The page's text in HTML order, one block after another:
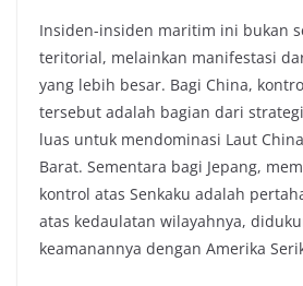
Insiden-insiden maritim ini bukan
teritorial, melainkan manifestasi
yang lebih besar. Bagi China,
tersebut adalah bagian dari
luas untuk mendominasi Laut
Barat. Sementara bagi Jepang,
kontrol atas Senkaku adalah
atas kedaulatan wilayahnya,
keamanannya dengan Amerika